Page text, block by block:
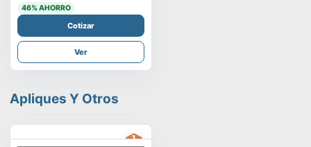
46% AHORRO
Cotizar
Ver
Apliques Y Otros